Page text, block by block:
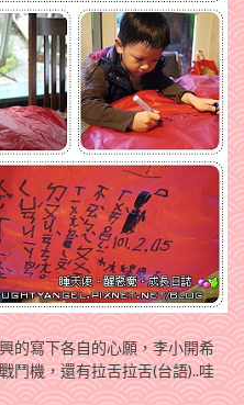
的寫下各自的心願，李小開希
鬥機，還有拉舌拉舌(台語)..哇